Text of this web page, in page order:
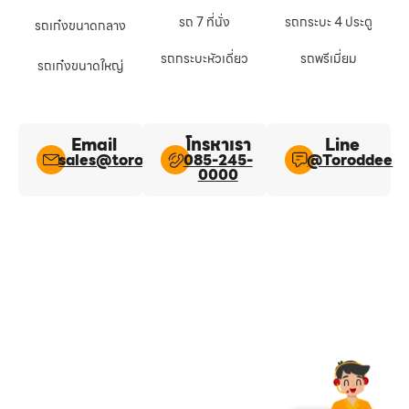
รถเก๋งขนาดกลาง
รถเก๋งขนาดใหญ่
รถ 7 ที่นั่ง
รถกระบะหัวเดี่ยว
รถกระบะ 4 ประตู
รถพรีเมี่ยม
Email
sales@toroddee.com
โทรหาเรา
085-245-
0000
Line​
@Toroddee​